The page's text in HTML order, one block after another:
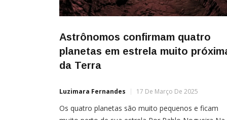
Astrônomos confirmam quatro
planetas em estrela muito
da Terra
Luzimara Fernandes 17 De Março De 2025
Os quatro planetas são muito pequenos e ficam